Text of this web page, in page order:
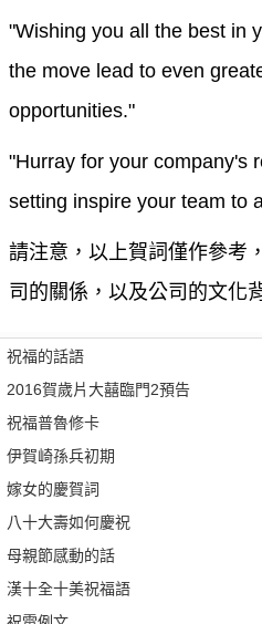
"Wishing you all the best in
the move lead to even
opportunities."
"Hurray for your company's
setting inspire your team to
請注意，以上賀詞僅作參考
司的關係，以及公司的文化
祝福的話語
2016賀歲片大囍臨門2預告
祝福普魯修卡
伊賀崎孫兵初期
嫁女的慶賀詞
八十大壽如何慶祝
母親節感動的話
漢十全十美祝福語